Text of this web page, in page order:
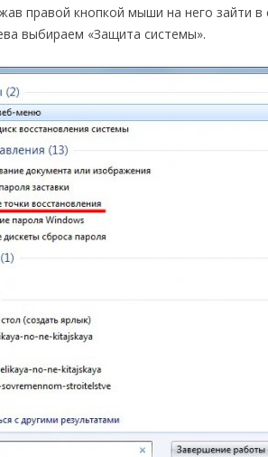
правой кнопкой мыши на него зайти
выбираем «Защита системы».